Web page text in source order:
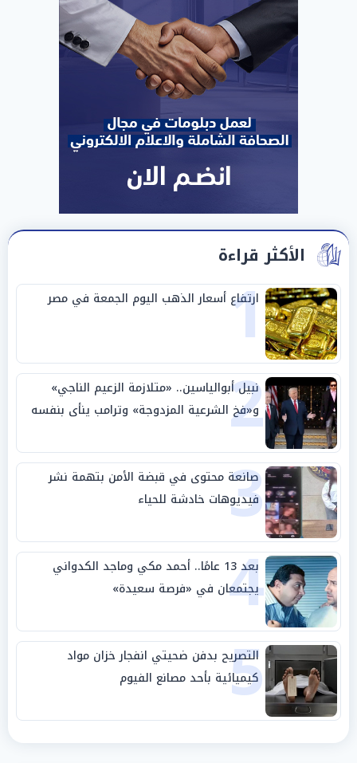
الأكثر قراءة
1
ارتفاع أسعار الذهب اليوم الجمعة في مصر
2
نبيل أبوالياسين.. «متلازمة الزعيم الناجي»
و«فخ الشرعية المزدوجة» وترامب ينأى بنفسه
وحليفه في «ميتم استراتيجي»
3
صانعة محتوى في قبضة الأمن بتهمة نشر
فيديوهات خادشة للحياء
4 بعد 13 عامًا.. أحمد مكي وماجد الكدواني
يجتمعان في «فرصة سعيدة»
5
التصريح بدفن ضحيتي انفجار خزان مواد
كيميائية بأحد مصانع الفيوم